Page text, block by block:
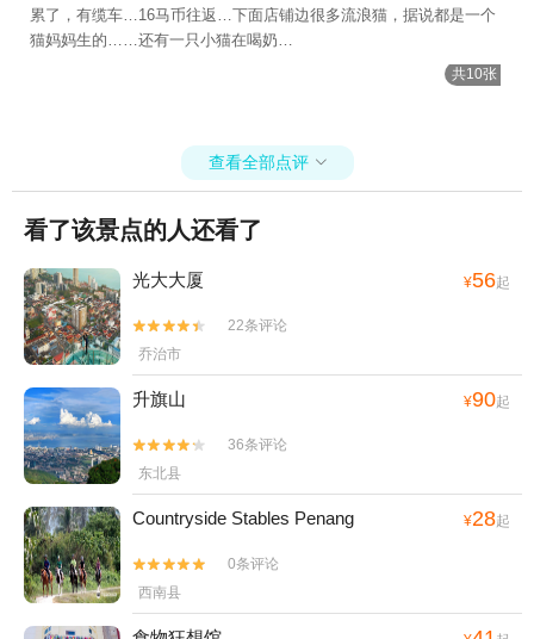
累了，有缆车…16马币往返…下面店铺边很多流浪猫，据说都是一个
猫妈妈生的……还有一只小猫在喝奶…
共10张
查看全部点评 
看了该景点的人还看了
光大大厦 ¥56起


22条评论
乔治市
升旗山 ¥90起


36条评论
东北县
Countryside Stables Penang ¥28起


0条评论
西南县